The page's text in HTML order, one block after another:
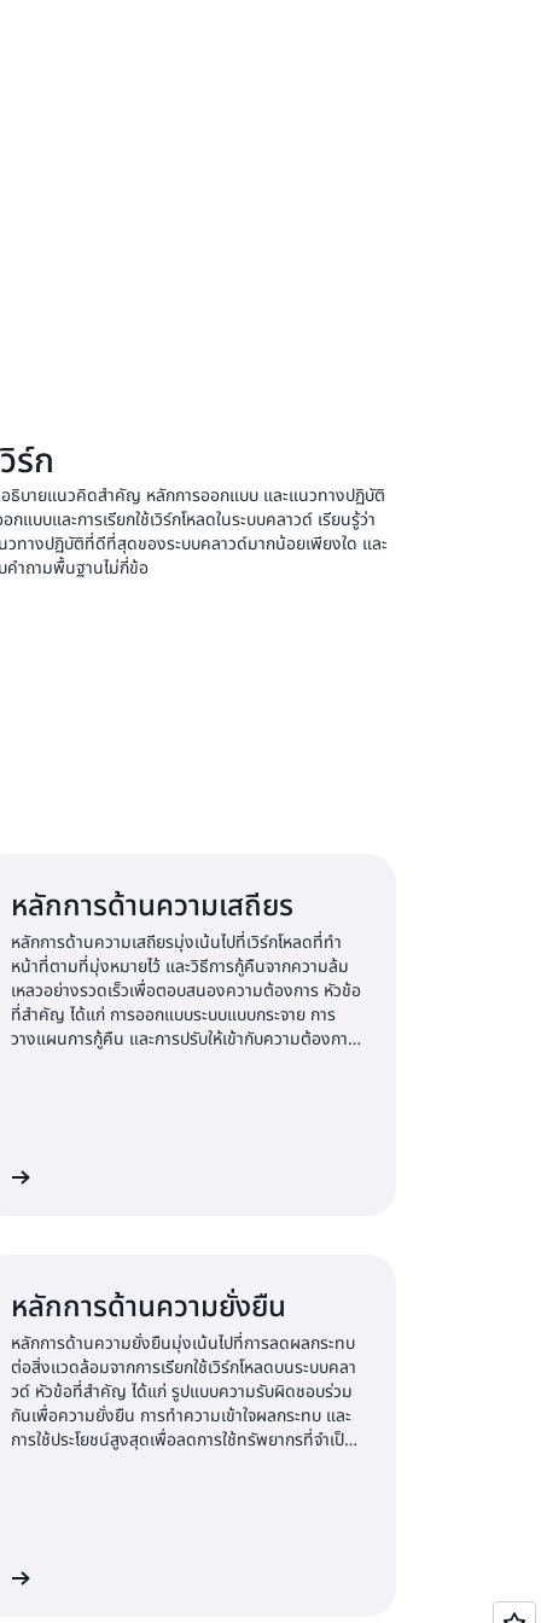
ร์ก
ธิบายแนวคิดสำคัญ หลักการออกแบบ และแนวทางปฏิบัติ
บบและการเรียกใช้เวิร์กโหลดในระบบคลาวด์ เรียนรู้ว่า
างปฏิบัติที่ดีที่สุดของระบบคลาวด์มากน้อยเพียงใด และ
คำถามพื้นฐานไม่กี่ข้อ
หลักการด้านความเสถียร
หลักการด้านความเสถียรมุ่งเน้นไปที่เวิร์กโหลดที่ทำ
หน้าที่ตามที่มุ่งหมายไว้ และวิธีการกู้คืนจากความล้ม
เหลวอย่างรวดเร็วเพื่อตอบสนองความต้องการ หัวข้อ
ที่สำคัญ ได้แก่ การออกแบบระบบแบบกระจาย การ
วางแผนการกู้คืน และการปรับให้เข้ากับความต้องการ
หลักการด้านความยั่งยืน
หลักการด้านความยั่งยืนมุ่งเน้นไปที่การลดผลกระทบ
ต่อสิ่งแวดล้อมจากการเรียกใช้เวิร์กโหลดบนระบบคลา
วด์ หัวข้อที่สำคัญ ได้แก่ รูปแบบความรับผิดชอบร่วม
กันเพื่อความยั่งยืน การทำความเข้าใจผลกระทบ และ
การใช้ประโยชน์สูงสุดเพื่อลดการใช้ทรัพยากรที่จำเป็น